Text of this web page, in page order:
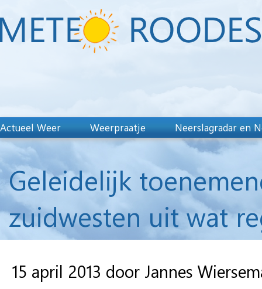
Actueel Weer Weerpraatje Neerslagradar en
Geleidelijk
zuidwesten uit wat
15 april 2013 door Jannes